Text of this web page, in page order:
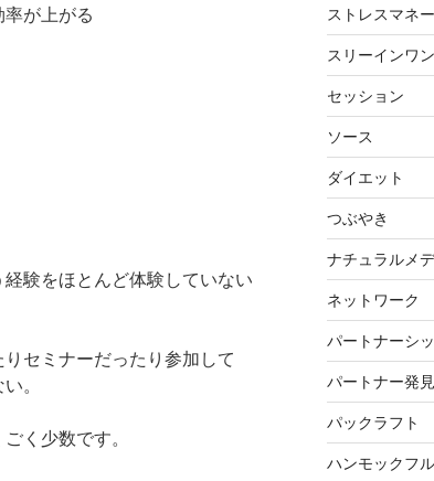
が上がる
験をほとんど体験していない
セミナーだったり参加して
。
く少数です。
ストレスマネ
スリーインワン
セッション
ソース
ダイエット
つぶやき
ナチュラルメ
ネットワーク
パートナーシ
パートナー発
パックラフト
ハンモックフ